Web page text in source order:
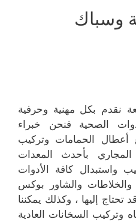
وسباك
نقدم بكل مهنية وحرفية
الصحية فنحن خبراء
الحمامات وتركيب
بأحدث المعدات
واستبدال كافة الأدوات
والخلاطات والشاور بوكس
إليها ، وكذلك يمكننا
وتركيب السخانات العادية